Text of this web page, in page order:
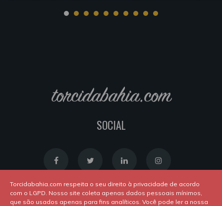
torcidabahia.com
SOCIAL
Torcidabahia.com respeita o seu direito à privacidade de acordo
com o LGPD. Nosso site coleta apenas dados pessoais mínimos,
que são usados apenas para fins analíticos. Você pode ler a nossa